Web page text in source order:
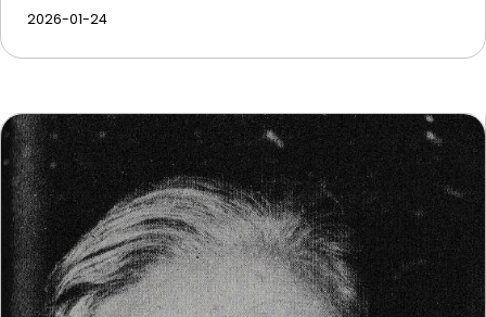
2026-01-24